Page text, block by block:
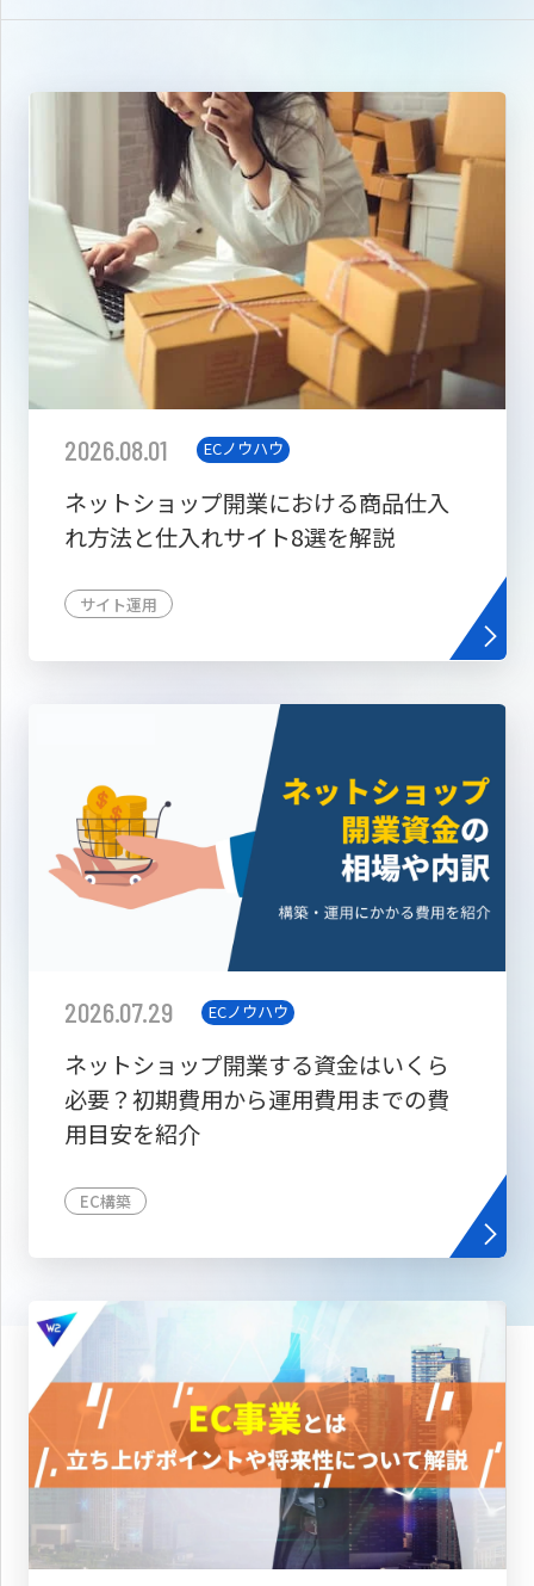
2026.08.01 ECノウハウ
ネットショップ開業における商品仕入
れ方法と仕入れサイト8選を解説
サイト運用
2026.07.29 ECノウハウ
ネットショップ開業する資金はいくら
必要？初期費用から運用費用までの費
用目安を紹介
EC構築